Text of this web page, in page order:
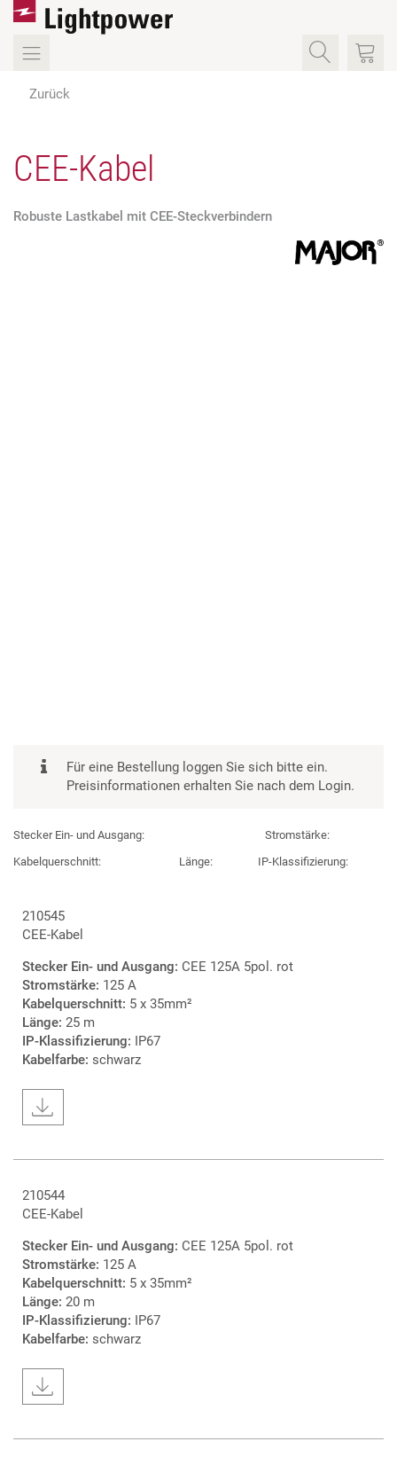
Zurück
CEE-Kabel
Robuste Lastkabel mit CEE-Steckverbindern
Für eine Bestellung loggen Sie sich bitte ein.
Preisinformationen erhalten Sie nach dem Login.
Stecker Ein- und Ausgang:
Stromstärke:
Kabelquerschnitt:
Länge: IP-Klassifizierung:
210545
CEE-Kabel
Stecker Ein- und Ausgang: CEE 125A 5pol. rot
Stromstärke: 125 A
Kabelquerschnitt: 5 x 35mm²
Länge: 25 m
IP-Klassifizierung: IP67
Kabelfarbe: schwarz
210544
CEE-Kabel
Stecker Ein- und Ausgang: CEE 125A 5pol. rot
Stromstärke: 125 A
Kabelquerschnitt: 5 x 35mm²
Länge: 20 m
IP-Klassifizierung: IP67
Kabelfarbe: schwarz